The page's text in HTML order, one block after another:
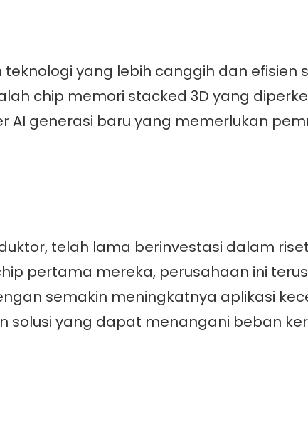
yang lebih canggih dan efisien
chip memori stacked 3D yang
AI generasi baru yang memerlukan
telah lama berinvestasi dalam
pertama mereka, perusahaan ini
semakin meningkatnya aplikasi
solusi yang dapat menangani beban